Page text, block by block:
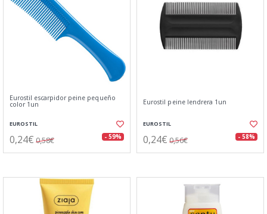
Eurostil escarpidor peine pequeño
color 1un
EUROSTIL
0,24€ 0,58€ - 59%
Eurostil peine lendrera 1un
EUROSTIL
0,24€ 0,56€ - 58%